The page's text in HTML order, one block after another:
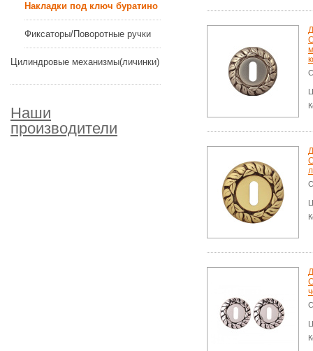
Накладки под ключ буратино
Фиксаторы/Поворотные ручки
Цилиндровые механизмы(личинки)
Наши
производители